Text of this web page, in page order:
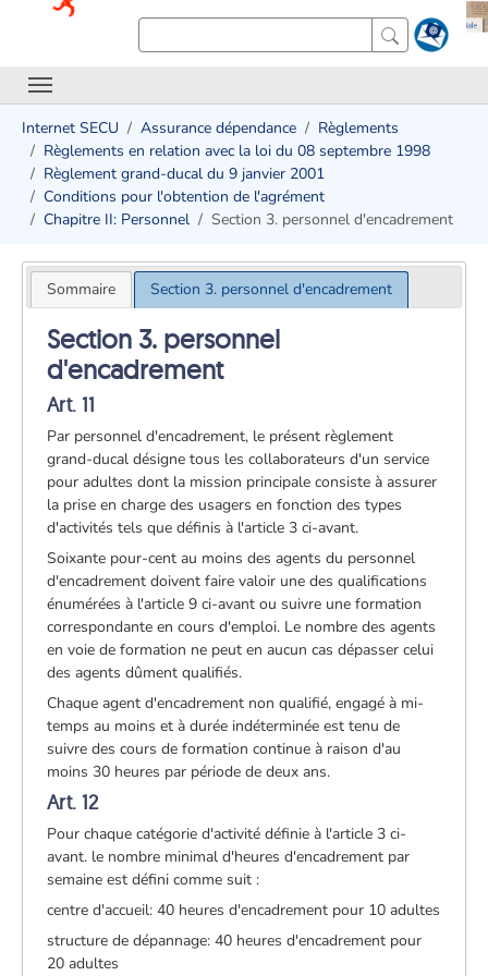
Internet SECU Assurance dépendance
Règlements
Règlements en relation avec la loi du 08 septembre 1998
Règlement grand-ducal du 9 janvier 2001
Conditions pour l'obtention de l'agrément
Chapitre II: Personnel
Section 3. personnel d'encadrement
Sommaire Section 3. personnel d'encadrement
Section 3. personnel
d'encadrement
Art. 11
Par personnel d'encadrement, le présent règlement
grand-ducal désigne tous les collaborateurs d'un service
pour adultes dont la mission principale consiste à assurer
la prise en charge des usagers en fonction des types
d'activités tels que définis à l'article 3 ci-avant.
Soixante pour-cent au moins des agents du personnel
d'encadrement doivent faire valoir une des qualifications
énumérées à l'article 9 ci-avant ou suivre une formation
correspondante en cours d'emploi. Le nombre des agents
en voie de formation ne peut en aucun cas dépasser celui
des agents dûment qualifiés.
Chaque agent d'encadrement non qualifié, engagé à mi-
temps au moins et à durée indéterminée est tenu de
suivre des cours de formation continue à raison d'au
moins 30 heures par période de deux ans.
Art. 12
Pour chaque catégorie d'activité définie à l'article 3 ci-
avant. le nombre minimal d'heures d'encadrement par
semaine est défini comme suit :
centre d'accueil: 40 heures d'encadrement pour 10 adultes
structure de dépannage: 40 heures d'encadrement pour
20 adultes